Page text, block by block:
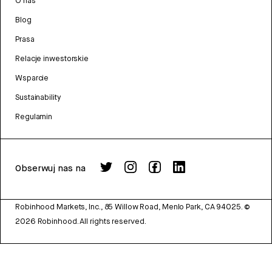
Blog
Prasa
Relacje inwestorskie
Wsparcie
Sustainability
Regulamin
Obserwuj nas na
Robinhood Markets, Inc., 85 Willow Road, Menlo Park, CA 94025. ©
2026 Robinhood. All rights reserved.